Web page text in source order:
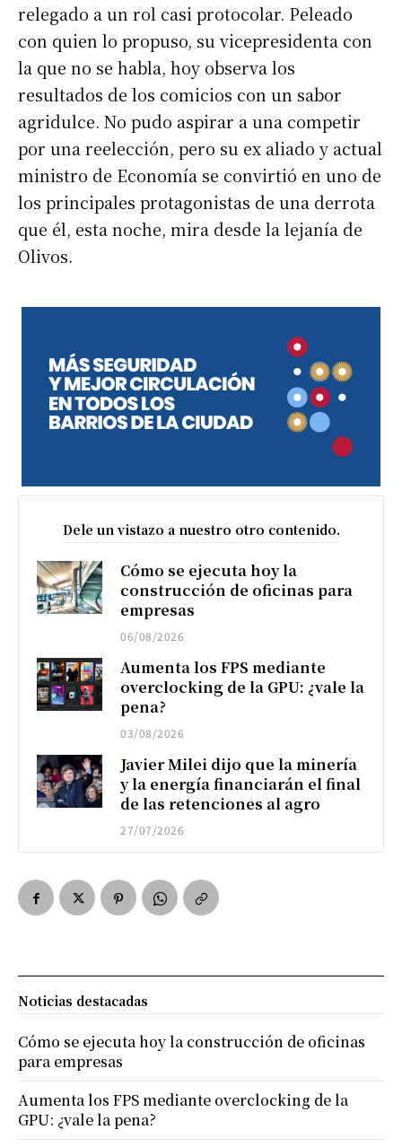
relegado a un rol casi protocolar. Peleado
con quien lo propuso, su vicepresidenta con
la que no se habla, hoy observa los
resultados de los comicios con un sabor
agridulce. No pudo aspirar a una competir
por una reelección, pero su ex aliado y actual
ministro de Economía se convirtió en uno de
los principales protagonistas de una derrota
que él, esta noche, mira desde la lejanía de
Olivos.
Dele un vistazo a nuestro otro contenido.
Cómo se ejecuta hoy la
construcción de oficinas para
empresas
06/08/2026
Aumenta los FPS mediante
overclocking de la GPU: ¿vale la
pena?
03/08/2026
Javier Milei dijo que la minería
y la energía financiarán el final
de las retenciones al agro
27/07/2026
Noticias destacadas
Cómo se ejecuta hoy la construcción de oficinas
para empresas
Aumenta los FPS mediante overclocking de la
GPU: ¿vale la pena?